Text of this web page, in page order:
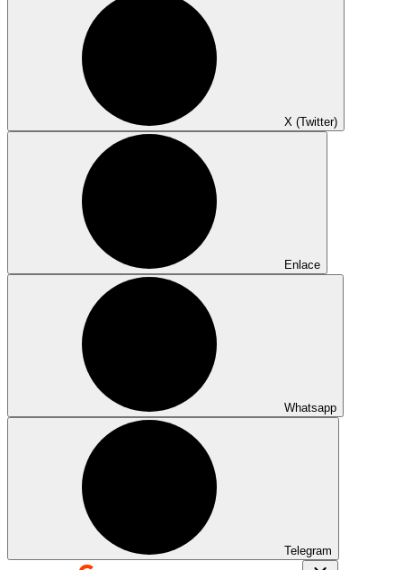
X (Twitter)
Enlace
Whatsapp
Telegram